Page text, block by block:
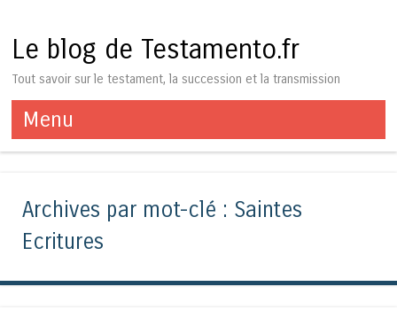
Le blog de Testamento.fr
Tout savoir sur le testament, la succession et la transmission
Menu
Aller au contenu
Archives par mot-clé : Saintes
Ecritures